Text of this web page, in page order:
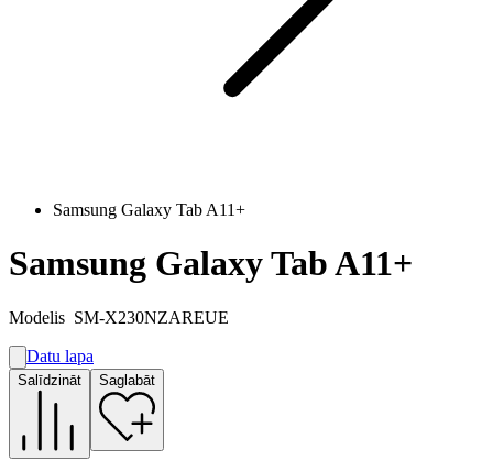
Samsung Galaxy Tab A11+
Samsung Galaxy Tab A11+
Modelis SM-X230NZAREUE
A
E
Datu lapa
Salīdzināt Saglabāt